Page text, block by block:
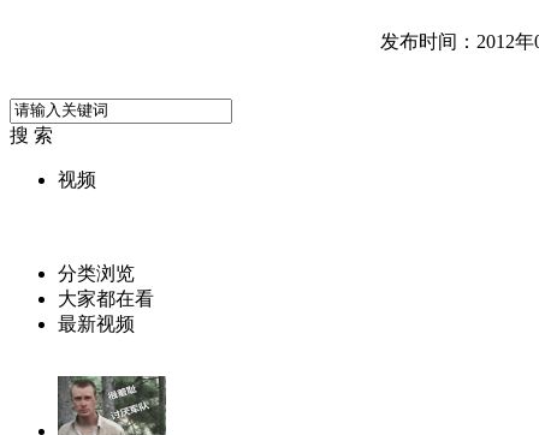
发布时间：2012年
搜 索
视频
分类浏览
大家都在看
最新视频